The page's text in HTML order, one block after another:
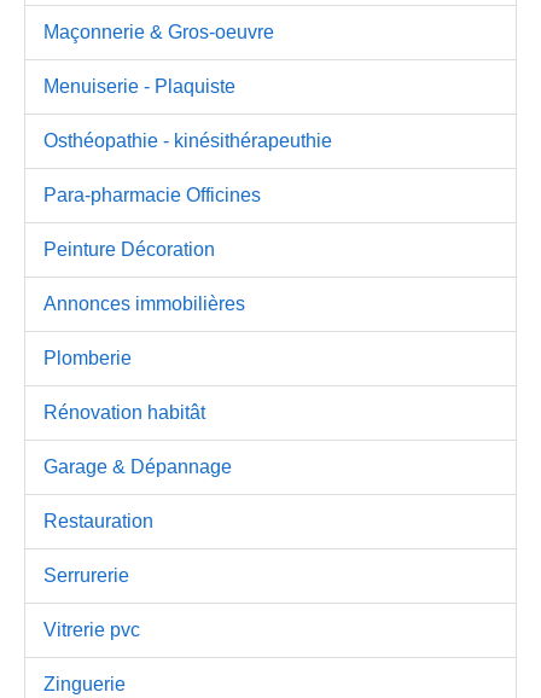
Maçonnerie & Gros-oeuvre
Menuiserie - Plaquiste
Osthéopathie - kinésithérapeuthie
Para-pharmacie Officines
Peinture Décoration
Annonces immobilières
Plomberie
Rénovation habitât
Garage & Dépannage
Restauration
Serrurerie
Vitrerie pvc
Zinguerie